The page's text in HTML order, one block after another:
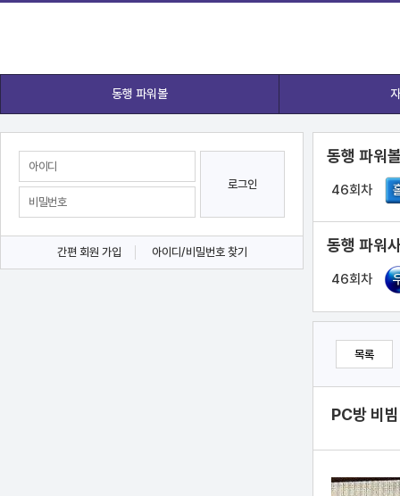
동행 파워볼
로그인
간편 회원 가입 아이디/비밀번호 찾기
동행 파워
46회차
동행 파워
46회차
목록
PC방 비